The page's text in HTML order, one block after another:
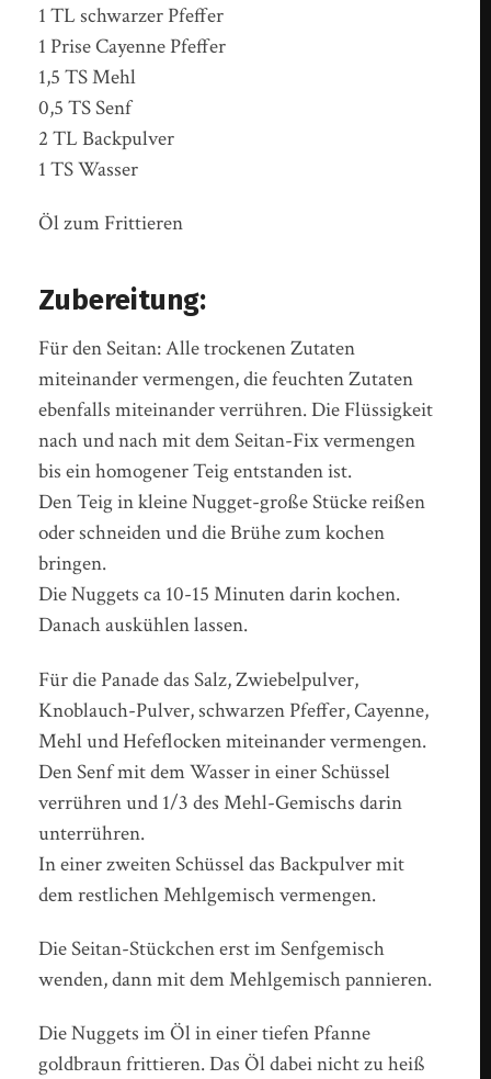
1 TL schwarzer Pfeffer
1 Prise Cayenne Pfeffer
1,5 TS Mehl
0,5 TS Senf
2 TL Backpulver
1 TS Wasser
Öl zum Frittieren
Zubereitung:
Für den Seitan: Alle trockenen Zutaten
miteinander vermengen, die feuchten Zutaten
ebenfalls miteinander verrühren. Die Flüssigkeit
nach und nach mit dem Seitan-Fix vermengen
bis ein homogener Teig entstanden ist.
Den Teig in kleine Nugget-große Stücke reißen
oder schneiden und die Brühe zum kochen
bringen.
Die Nuggets ca 10-15 Minuten darin kochen.
Danach auskühlen lassen.
Für die Panade das Salz, Zwiebelpulver,
Knoblauch-Pulver, schwarzen Pfeffer, Cayenne,
Mehl und Hefeflocken miteinander vermengen.
Den Senf mit dem Wasser in einer Schüssel
verrühren und 1/3 des Mehl-Gemischs darin
unterrühren.
In einer zweiten Schüssel das Backpulver mit
dem restlichen Mehlgemisch vermengen.
Die Seitan-Stückchen erst im Senfgemisch
wenden, dann mit dem Mehlgemisch pannieren.
Die Nuggets im Öl in einer tiefen Pfanne
goldbraun frittieren. Das Öl dabei nicht zu heiß